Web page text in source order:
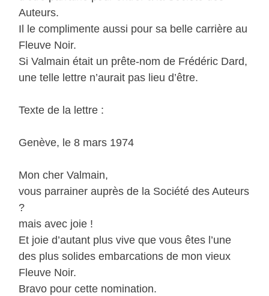
Auteurs.
Il le complimente aussi pour sa belle carrière au
Fleuve Noir.
Si Valmain était un prête-nom de Frédéric Dard,
une telle lettre n’aurait pas lieu d’être.
Texte de la lettre :
Genève, le 8 mars 1974
Mon cher Valmain,
vous parrainer auprès de la Société des Auteurs
?
mais avec joie !
Et joie d’autant plus vive que vous êtes l’une
des plus solides embarcations de mon vieux
Fleuve Noir.
Bravo pour cette nomination.